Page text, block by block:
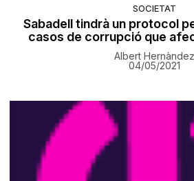
SOCIETAT
Sabadell tindrà un protocol
casos de corrupció que
Albert Hernàndez
04/05/2021